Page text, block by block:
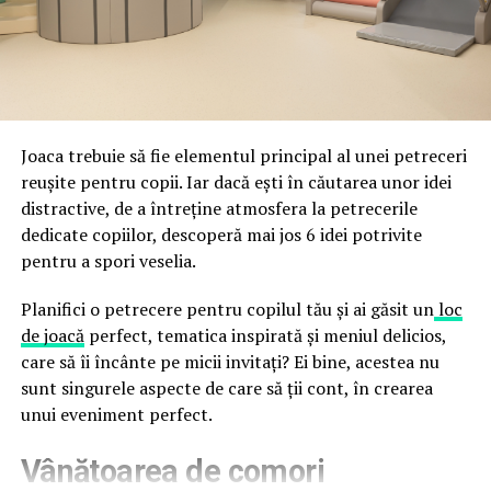
împreună, nu în tensiune una cu cealaltă, pe toată
durata de viață a amenajării, indiferent de câte sezoane
Directoratul Național de Securitate Cibernetică (DNSC)
financiare. Instituția recomandă verificarea atentă a
sursei mesajelor și raportarea incidentelor la numărul
unic 1911.
Campaniile identificate în ultimele săptămâni folosesc
false de streaming, coduri QR malițioase și mesaje care
promit bilete, rambursări, premii sau acces gratuit la
meciuri. FBI a emis în luna mai un avertisment privind
site-urile care clonează platforma oficială prin
modificări minore ale denumirii domeniului, precum
a colecta date personale și bancare.
Joaca trebuie să fie elementul principal al unei petreceri
reușite pentru copii. Iar dacă ești în căutarea unor idei
distractive, de a întreține atmosfera la petrecerile
dedicate copiilor, descoperă mai jos 6 idei potrivite
pentru a spori veselia.
Planifici o petrecere pentru copilul tău și ai găsit unloc
de joacăperfect, tematica inspirată și meniul delicios,
care să îi încânte pe micii invitați? Ei bine, acestea nu
sunt singurele aspecte de care să ții cont, în crearea
unui eveniment perfect.
Vânătoarea de comori